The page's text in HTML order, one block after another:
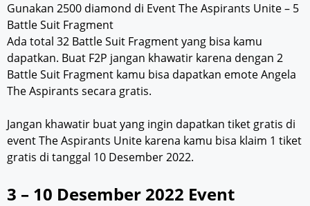
Gunakan 2500 diamond di Event The Aspirants Unite – 5
Battle Suit Fragment
Ada total 32 Battle Suit Fragment yang bisa kamu
dapatkan. Buat F2P jangan khawatir karena dengan 2
Battle Suit Fragment kamu bisa dapatkan emote Angela
The Aspirants secara gratis.
Jangan khawatir buat yang ingin dapatkan tiket gratis di
event The Aspirants Unite karena kamu bisa klaim 1 tiket
gratis di tanggal 10 Desember 2022.
3 – 10 Desember 2022 Event